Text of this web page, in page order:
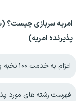
امریه سربازی چیست؟
پذیرنده امریه)
اعزام به خدمت ۱۰۰ نخبه پزشکی معرفی‌شده سال ۱۴۰۴
فهرست رشته های مورد